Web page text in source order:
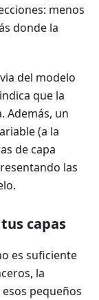
menos
donde la
del modelo
que la
Además, un
(a la
de capa
las
capas
es suficiente
la
pequeños